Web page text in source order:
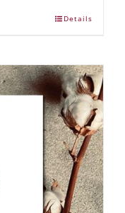
Details